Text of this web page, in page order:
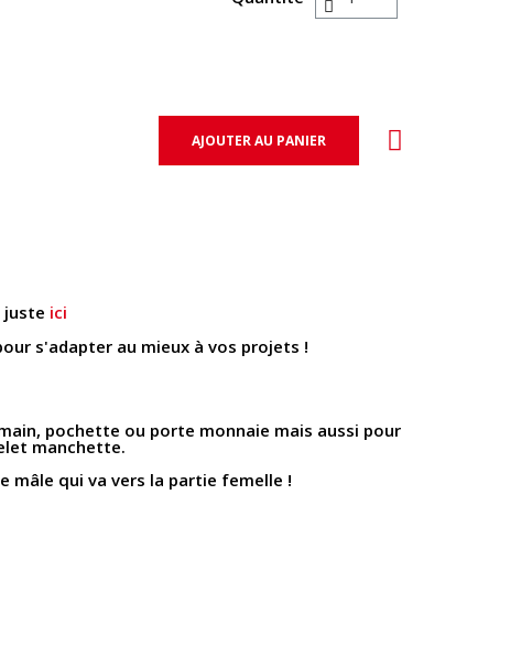
AJOUTER AU PANIER
juste ici
s'adapter au mieux à vos projets !
pochette ou porte monnaie mais aussi pour
manchette.
mâle qui va vers la partie femelle !